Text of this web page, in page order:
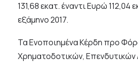
131,68 εκατ. έναντι Ευρώ 112,04
εξάμηνο 2017.
Τα Ενοποιημένα Κέρδη προ
Χρηματοδοτικών,